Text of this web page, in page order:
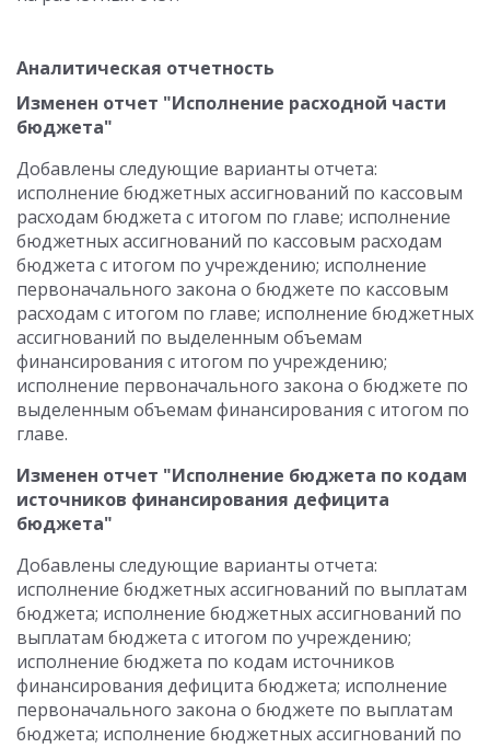
Аналитическая отчетность
Изменен отчет "Исполнение расходной части
бюджета"
Добавлены следующие варианты отчета:
исполнение бюджетных ассигнований по кассовым
расходам бюджета с итогом по главе; исполнение
бюджетных ассигнований по кассовым расходам
бюджета с итогом по учреждению; исполнение
первоначального закона о бюджете по кассовым
расходам с итогом по главе; исполнение бюджетных
ассигнований по выделенным объемам
финансирования с итогом по учреждению;
исполнение первоначального закона о бюджете по
выделенным объемам финансирования с итогом по
главе.
Изменен отчет "Исполнение бюджета по кодам
источников финансирования дефицита
бюджета"
Добавлены следующие варианты отчета:
исполнение бюджетных ассигнований по выплатам
бюджета; исполнение бюджетных ассигнований по
выплатам бюджета с итогом по учреждению;
исполнение бюджета по кодам источников
финансирования дефицита бюджета; исполнение
первоначального закона о бюджете по выплатам
бюджета; исполнение бюджетных ассигнований по